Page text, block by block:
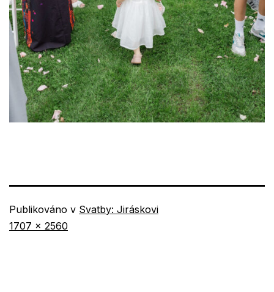
Publikováno v Svatby: Jiráskovi
Původní
1707 × 2560